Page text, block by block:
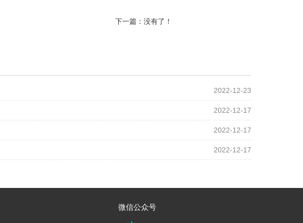
下一篇：没有了！
2022-12-23
2022-12-17
2022-12-17
2022-12-17
微信公众号